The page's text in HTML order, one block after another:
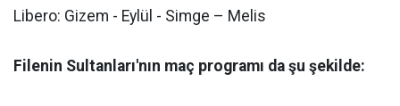
Libero: Gizem - Eylül - Simge – Melis
Filenin Sultanları'nın maç programı da şu şekilde: